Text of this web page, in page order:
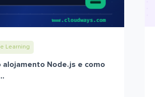
Learning
alojamento Node.js e como